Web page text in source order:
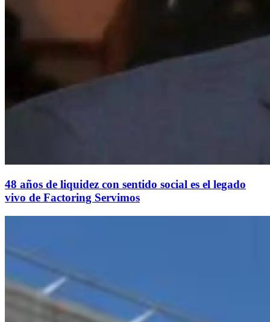
48 años de liquidez con sentido social es el legado
vivo de Factoring Servimos